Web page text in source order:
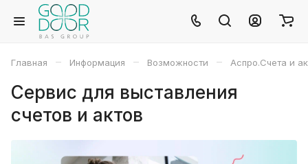
Главная – Информация – Возможности – Аспро.Счета и
Сервис для выставления
счетов и актов